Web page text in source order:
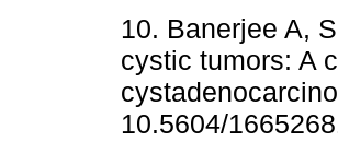
10. Banerjee A,
cystic tumors: A
10.5604/